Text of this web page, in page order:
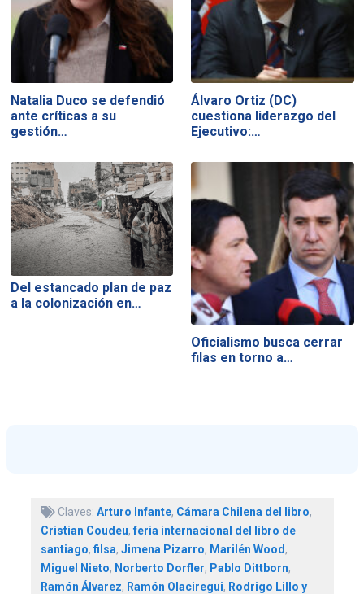
Natalia Duco se defendió
ante críticas a su
gestión…
Álvaro Ortiz (DC)
cuestiona liderazgo del
Ejecutivo:…
Del estancado plan de paz
a la colonización en…
Oficialismo busca cerrar
filas en torno a…
Claves: Arturo Infante, Cámara Chilena del libro,
Cristian Coudeu,feria internacional del libro de
santiago, filsa, Jimena Pizarro, Marilén Wood ,
Miguel Nieto, Norberto Dorfler, Pablo Dittborn,
Ramón Álvarez, Ramón Olaciregui, Rodrigo Lillo y